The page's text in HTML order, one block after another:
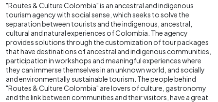
"Routes & Culture Colombia" is an ancestral and indigenous
tourism agency with social sense, which seeks to solve the
separation between tourists and the indigenous, ancestral,
cultural and natural experiences of Colombia. The agency
provides solutions through the customization of tour packages
that have destinations of ancestral and indigenous communities,
participation in workshops and meaningful experiences where
they can immerse themselves in an unknown world, and socially
and environmentally sustainable tourism. The people behind
"Routes & Culture Colombia" are lovers of culture, gastronomy
and the link between communities and their visitors, have a great